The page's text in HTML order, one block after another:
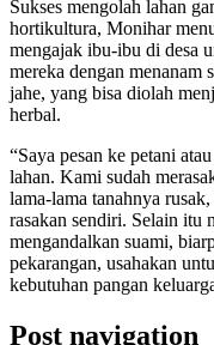
Sukses mengolah lahan
hortikultura, Monihar
mengajak ibu-ibu di desa
mereka dengan menanam
jahe, yang bisa diolah
herbal.
“Saya pesan ke petani
lahan. Kami sudah
lama-lama tanahnya
rasakan sendiri. Selain itu
mengandalkan suami,
pekarangan, usahakan
kebutuhan pangan
Post navigation